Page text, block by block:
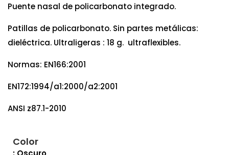
Puente nasal de policarbonato integrado.
Patillas de policarbonato. Sin partes metálicas:
dieléctrica. Ultraligeras : 18 g. ultraflexibles.
Normas: EN166:2001
EN172:1994/a1:2000/a2:2001
ANSI z87.1-2010
Color